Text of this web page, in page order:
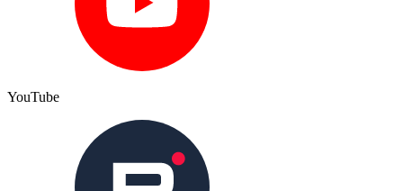
YouTube